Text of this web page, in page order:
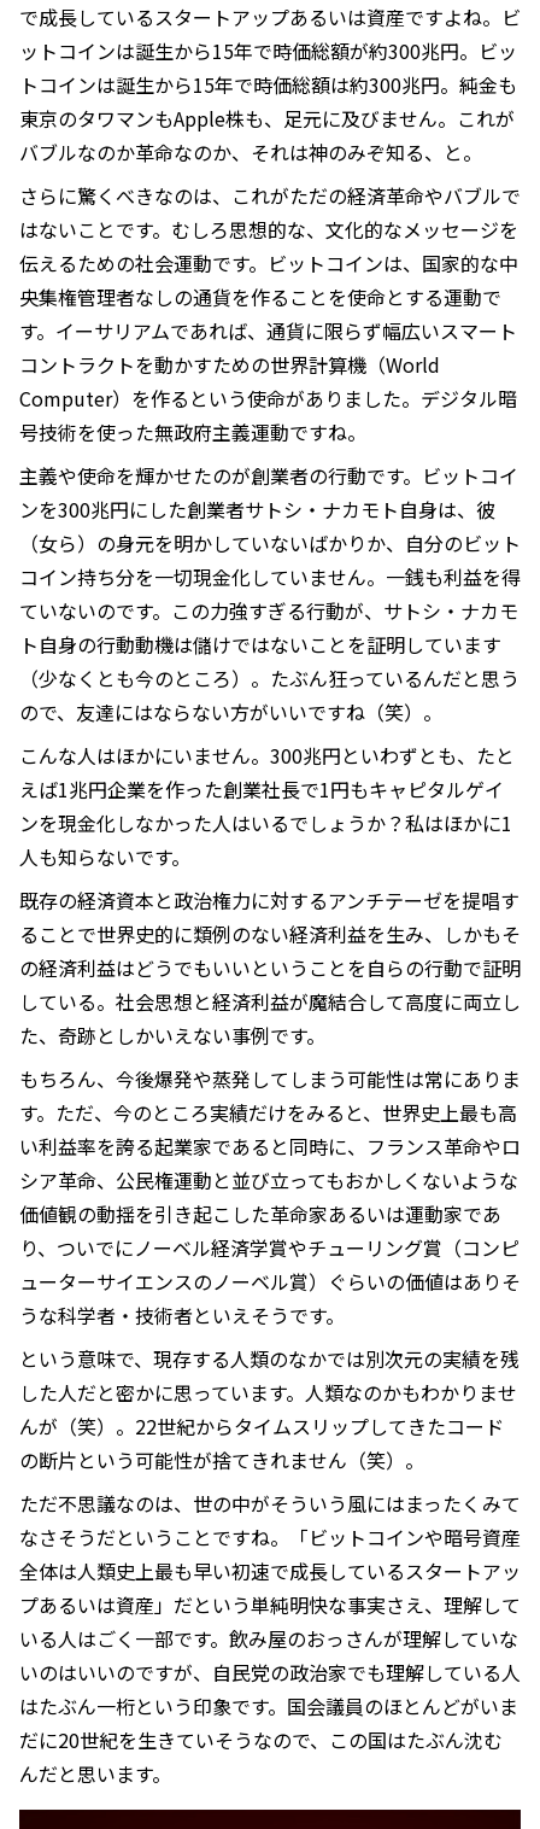
で成長しているスタートアップあるいは資産ですよね。ビ
ットコインは誕生から15年で時価総額が約300兆円。ビッ
トコインは誕生から15年で時価総額は約300兆円。純金も
東京のタワマンもApple株も、足元に及びません。これが
バブルなのか革命なのか、それは神のみぞ知る、と。
さらに驚くべきなのは、これがただの経済革命やバブルで
はないことです。むしろ思想的な、文化的なメッセージを
伝えるための社会運動です。ビットコインは、国家的な中
央集権管理者なしの通貨を作ることを使命とする運動で
す。イーサリアムであれば、通貨に限らず幅広いスマート
コントラクトを動かすための世界計算機（World
Computer）を作るという使命がありました。デジタル暗
号技術を使った無政府主義運動ですね。
主義や使命を輝かせたのが創業者の行動です。ビットコイ
ンを300兆円にした創業者サトシ・ナカモト自身は、彼
（女ら）の身元を明かしていないばかりか、自分のビット
コイン持ち分を一切現金化していません。一銭も利益を得
ていないのです。この力強すぎる行動が、サトシ・ナカモ
ト自身の行動動機は儲けではないことを証明しています
（少なくとも今のところ）。たぶん狂っているんだと思う
ので、友達にはならない方がいいですね（笑）。
こんな人はほかにいません。300兆円といわずとも、たと
えば1兆円企業を作った創業社長で1円もキャピタルゲイ
ンを現金化しなかった人はいるでしょうか？私はほかに1
人も知らないです。
既存の経済資本と政治権力に対するアンチテーゼを提唱す
ることで世界史的に類例のない経済利益を生み、しかもそ
の経済利益はどうでもいいということを自らの行動で証明
している。社会思想と経済利益が魔結合して高度に両立し
た、奇跡としかいえない事例です。
もちろん、今後爆発や蒸発してしまう可能性は常にありま
す。ただ、今のところ実績だけをみると、世界史上最も高
い利益率を誇る起業家であると同時に、フランス革命やロ
シア革命、公民権運動と並び立ってもおかしくないような
価値観の動揺を引き起こした革命家あるいは運動家であ
り、ついでにノーベル経済学賞やチューリング賞（コンピ
ューターサイエンスのノーベル賞）ぐらいの価値はありそ
うな科学者・技術者といえそうです。
という意味で、現存する人類のなかでは別次元の実績を残
した人だと密かに思っています。人類なのかもわかりませ
んが（笑）。22世紀からタイムスリップしてきたコード
の断片という可能性が捨てきれません（笑）。
ただ不思議なのは、世の中がそういう風にはまったくみて
なさそうだということですね。「ビットコインや暗号資産
全体は人類史上最も早い初速で成長しているスタートアッ
プあるいは資産」だという単純明快な事実さえ、理解して
いる人はごく一部です。飲み屋のおっさんが理解していな
いのはいいのですが、自民党の政治家でも理解している人
はたぶん一桁という印象です。国会議員のほとんどがいま
だに20世紀を生きていそうなので、この国はたぶん沈む
んだと思います。